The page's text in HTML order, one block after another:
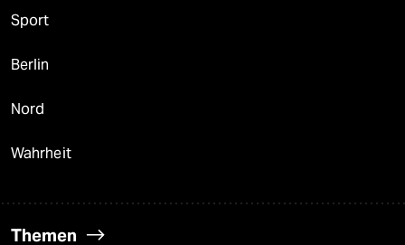
Sport
Berlin
Nord
Wahrheit
Themen